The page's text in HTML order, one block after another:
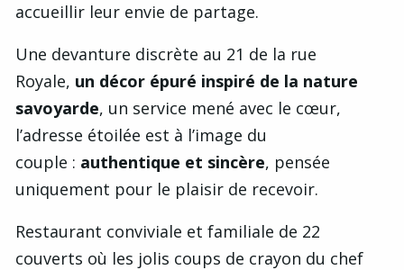
accueillir leur envie de partage.
Une devanture discrète au 21 de la rue
Royale, un décor épuré inspiré de la nature
savoyarde, un service mené avec le cœur,
l’adresse étoilée est à l’image du
couple : authentique et sincère, pensée
uniquement pour le plaisir de recevoir.
Restaurant conviviale et familiale de 22
couverts où les jolis coups de crayon du chef